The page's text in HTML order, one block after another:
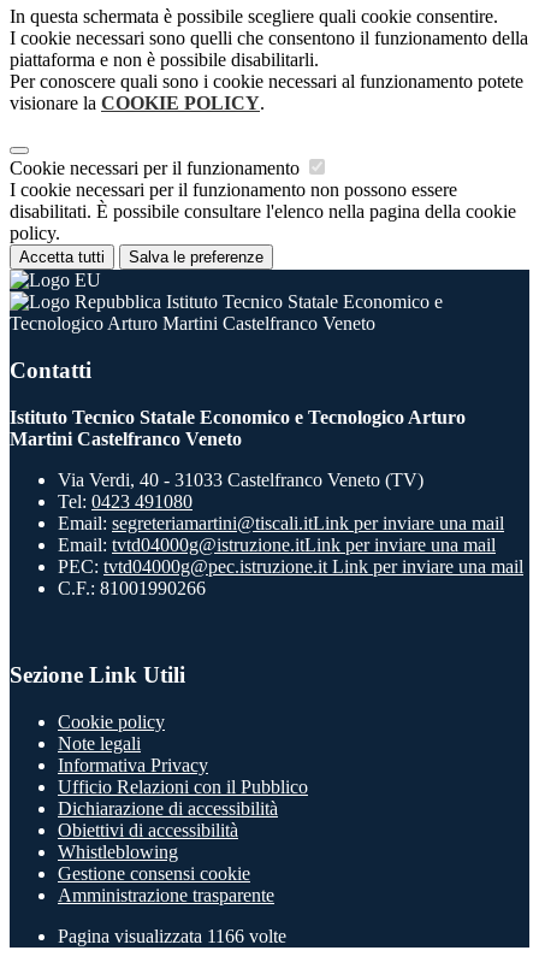
In questa schermata è possibile scegliere quali cookie consentire.
I cookie necessari sono quelli che consentono il funzionamento della
piattaforma e non è possibile disabilitarli.
Per conoscere quali sono i cookie necessari al funzionamento potete
visionare la COOKIE POLICY.
Cookie necessari per il funzionamento
I cookie necessari per il funzionamento non possono essere
disabilitati. È possibile consultare l'elenco nella pagina della cookie
policy.
Accetta tutti Salva le preferenze
Istituto Tecnico Statale Economico e
Tecnologico Arturo Martini Castelfranco Veneto
Contatti
Istituto Tecnico Statale Economico e Tecnologico Arturo
Martini Castelfranco Veneto
Via Verdi, 40 - 31033 Castelfranco Veneto (TV)
Tel: 0423 491080
Email: segreteriamartini@tiscali.itLink per inviare una mail
Email: tvtd04000g@istruzione.itLink per inviare una mail
PEC: tvtd04000g@pec.istruzione.it Link per inviare una mail
C.F.: 81001990266
Sezione Link Utili
Cookie policy
Note legali
Informativa Privacy
Ufficio Relazioni con il Pubblico
Dichiarazione di accessibilità
Obiettivi di accessibilità
Whistleblowing
Gestione consensi cookie
Amministrazione trasparente
Pagina visualizzata 1166 volte